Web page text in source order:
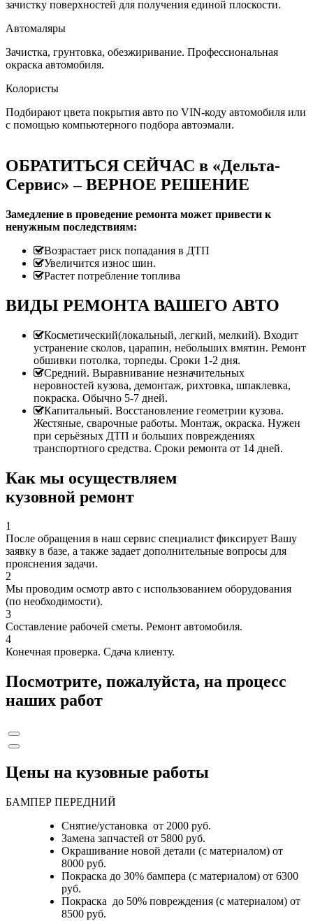
зачистку поверхностей для получения единой плоскости.
Автомаляры
Зачистка, грунтовка, обезжиривание. Профессиональная
окраска автомобиля.
Колористы
Подбирают цвета покрытия авто по VIN-коду автомобиля или
с помощью компьютерного подбора автоэмали.
ОБРАТИТЬСЯ СЕЙЧАС в «Дельта-
Сервис» – ВЕРНОЕ РЕШЕНИЕ
Замедление в проведение ремонта может привести к
ненужным последствиям:
Возрастает риск попадания в ДТП
Увеличится износ шин.
Растет потребление топлива
ВИДЫ РЕМОНТА ВАШЕГО АВТО
Косметический(локальный, легкий, мелкий). Входит
устранение сколов, царапин, небольших вмятин. Ремонт
обшивки потолка, торпеды. Сроки 1-2 дня.
Средний. Выравнивание незначительных
неровностей кузова, демонтаж, рихтовка, шпаклевка,
покраска. Обычно 5-7 дней.
Капитальный. Восстановление геометрии кузова.
Жестяные, сварочные работы. Монтаж, окраска. Нужен
при серьёзных ДТП и больших повреждениях
транспортного средства. Сроки ремонта от 14 дней.
Как мы осуществляем
кузовной ремонт
1
После обращения в наш сервис специалист фиксирует Вашу
заявку в базе, а также задает дополнительные вопросы для
прояснения задачи.
2
Мы проводим осмотр авто с использованием оборудования
(по необходимости).
3
Составление рабочей сметы. Ремонт автомобиля.
4
Конечная проверка. Сдача клиенту.
Посмотрите, пожалуйста, на процесс
наших работ
Цены на кузовные работы
БАМПЕР ПЕРЕДНИЙ
Снятие/установка от 2000 руб.
Замена запчастей от 5800 руб.
Окрашивание новой детали (с материалом) от
8000 руб.
Покраска до 30% бампера (с материалом) от 6300
руб.
Покраска до 50% повреждения (с материалом) от
8500 руб.